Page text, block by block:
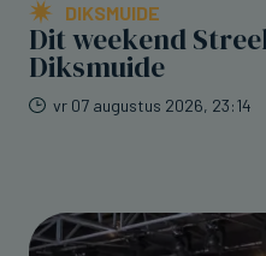
DIKSMUIDE
Dit weekend
Diksmuide
vr 07 augustus 2026, 23:14